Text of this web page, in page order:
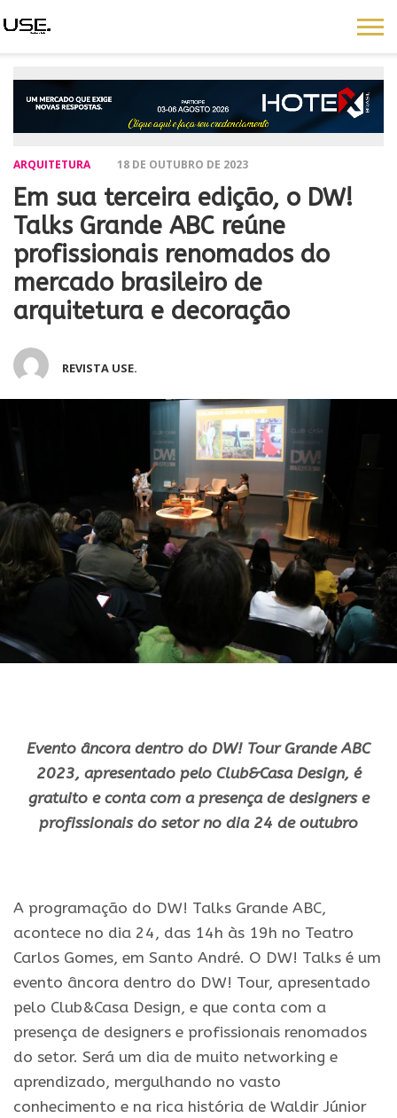
ARQUITETURA 18 DE OUTUBRO DE 2023
Em sua terceira edição, o DW!
Talks Grande ABC reúne
profissionais renomados do
mercado brasileiro de
arquitetura e decoração
REVISTA USE.
Evento âncora dentro do DW! Tour Grande ABC
2023, apresentado pelo Club&Casa Design, é
gratuito e conta com a presença de designers e
profissionais do setor no dia 24 de outubro
A programação do DW! Talks Grande ABC,
acontece no dia 24, das 14h às 19h no Teatro
Carlos Gomes, em Santo André. O DW! Talks é um
evento âncora dentro do DW! Tour, apresentado
pelo Club&Casa Design, e que conta com a
presença de designers e profissionais renomados
do setor. Será um dia de muito networking e
aprendizado, mergulhando no vasto
conhecimento e na rica história de Waldir Júnior